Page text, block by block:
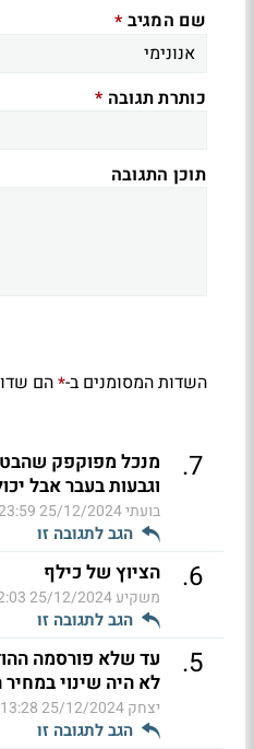
שם המגיב *
כותרת תגובה *
תוכן התגובה
השדות המסומנים ב-*הם
7
.
מנכל מפוקפק
וגבעות בעבר אבל
בועתי25/12/2024 23:59
הגב לתגובה זו
6
. הציוץ של כילף
משקיע25/12/2024 22:03
הגב לתגובה זו
5
.
עד שלא פורסמה
לא היה שינוי במחיר
יצחק25/12/2024 13:28
הגב לתגובה זו